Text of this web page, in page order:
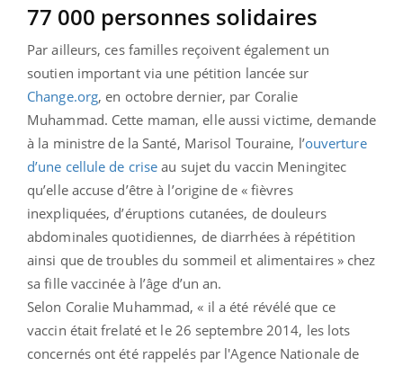
77 000 personnes solidaires
Par ailleurs, ces familles reçoivent également un
soutien important via une pétition lancée sur
Change.org, en octobre dernier, par Coralie
Muhammad. Cette maman, elle aussi victime, demande
à la ministre de la Santé, Marisol Touraine, l’ouverture
d’une cellule de crise au sujet du vaccin Meningitec
qu’elle accuse d’être à l’origine de « fièvres
inexpliquées, d’éruptions cutanées, de douleurs
abdominales quotidiennes, de diarrhées à répétition
ainsi que de troubles du sommeil et alimentaires » chez
sa fille vaccinée à l’âge d’un an.
Selon Coralie Muhammad, « il a été révélé que ce
vaccin était frelaté et le 26 septembre 2014, les lots
concernés ont été rappelés par l'Agence Nationale de